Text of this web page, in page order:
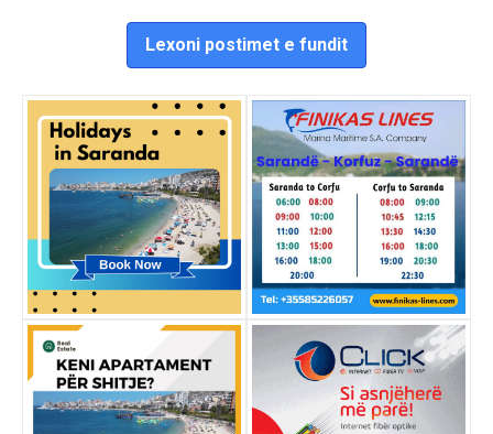
Lexoni postimet e fundit